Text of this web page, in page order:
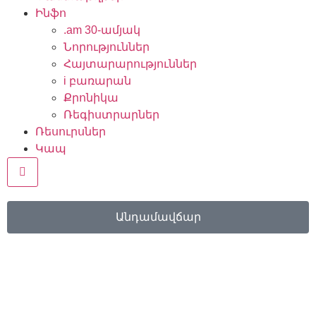
դասընթացներ Արմավիրում և
Հայաստանի հայատառ հասցեն
համացանցում՝ .հայ-ը 12
տարեկան է
AI-ը չի փոխարինում, այլ
մասնագիտական զարգացման
նոր ուղիներ է բացում. Girls in ICT
2026
«Չտեսնված» փոդքասթ․
Բազմալեզու հասարակություն՝
բազմալեզու թվային միջավայր.
Ինֆո
.am 30-ամյակ
Նորություններ
Հայտարարություններ
i բառարան
Քրոնիկա
Ռեգիստրարներ
Ռեսուրսներ
Կապ
Hamburger Toggle Menu
Անդամավճար